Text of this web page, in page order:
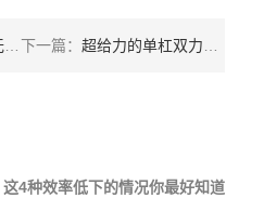
下一篇： 超给力的单杠双力臂教程 从发力技巧到训练突破
4种效率低下的情况你最好知道